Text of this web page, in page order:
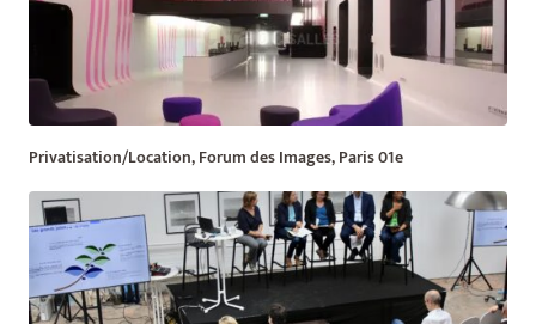
Privatisation/Location, Forum des Images, Paris 01e